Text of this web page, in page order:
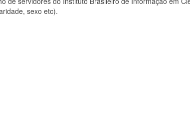
sexo etc).